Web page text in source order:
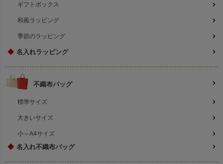
ギフトボックス
和風ラッピング
季節のラッピング
◆ 名入れラッピング
不織布バッグ
標準サイズ
大きいサイズ
小～A4サイズ
◆ 名入れ不織布バッグ